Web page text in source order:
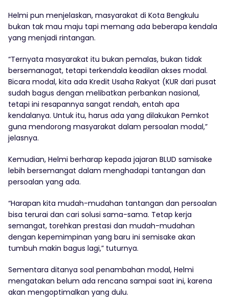
Helmi pun menjelaskan, masyarakat di Kota Bengkulu
bukan tak mau maju tapi memang ada beberapa kendala
yang menjadi rintangan.
“Ternyata masyarakat itu bukan pemalas, bukan tidak
bersemanagat, tetapi terkendala keadilan akses modal.
Bicara modal, kita ada Kredit Usaha Rakyat (KUR dari pusat
sudah bagus dengan melibatkan perbankan nasional,
tetapi ini resapannya sangat rendah, entah apa
kendalanya. Untuk itu, harus ada yang dilakukan Pemkot
guna mendorong masyarakat dalam persoalan modal,”
jelasnya.
Kemudian, Helmi berharap kepada jajaran BLUD samisake
lebih bersemangat dalam menghadapi tantangan dan
persoalan yang ada.
“Harapan kita mudah-mudahan tantangan dan persoalan
bisa terurai dan cari solusi sama-sama. Tetap kerja
semangat, torehkan prestasi dan mudah-mudahan
dengan kepemimpinan yang baru ini semisake akan
tumbuh makin bagus lagi,” tuturnya.
Sementara ditanya soal penambahan modal, Helmi
mengatakan belum ada rencana sampai saat ini, karena
akan mengoptimalkan yang dulu.